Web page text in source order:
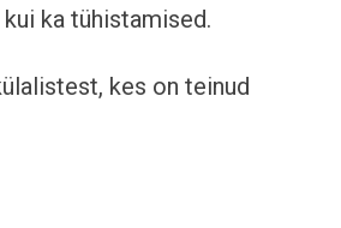
ka tühistamised.
kes on teinud